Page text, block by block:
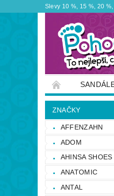
Slevy 10 %, 15 %, 20
ZNAČKY
OTEVÍRACÍ
NAPIŠTE NÁM
ZNAČKY
AFFENZAHN
ADOM
AHINSA SHOES
ANATOMIC
ANTAL